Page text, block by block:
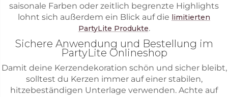
saisonale Farben oder zeitlich begrenzte Highlights
lohnt sich außerdem ein Blick auf die limitierten
PartyLite Produkte.
Sichere Anwendung und Bestellung im
PartyLite Onlineshop
Damit deine Kerzendekoration schön und sicher bleibt,
solltest du Kerzen immer auf einer stabilen,
hitzebeständigen Unterlage verwenden. Achte auf